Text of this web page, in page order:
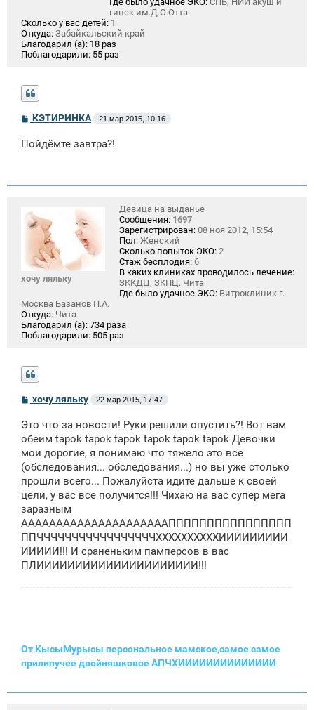
гинек им.Д.О.Отта
Сколько у вас детей: 1
Откуда: Забайкальский край
Благодарил (а): 18 раз
Поблагодарили: 55 раз
С
б
и
КЭТИРИНКА 21 мар 2015, 10:16
Пойдёмте завтра?!
хочу ляльку
Девица на выданье
Сообщения: 1697
Зарегистрирован: 08 ноя 2012, 15:54
Пол: Женский
Сколько попыток ЭКО: 2
Стаж бесплодия: 6
В каких клиниках проводилось лечение:
ЗККДЦ, ЗКПЦ. Чита
Где было удачное ЭКО: Витроклиник г.
Москва Базанов П.А.
Откуда: Чита
Благодарил (а): 734 раза
Поблагодарили: 505 раз
С
б
щ
н
и
хочу ляльку 22 мар 2015, 17:47
Это что за новости! Руки решили опустить?! Вот вам
обеим tapok tapok tapok tapok tapok tapok Девочки
мои дорогие, я понимаю что тяжело это все
(обследования... обследования...) но вы уже столько
прошли всего... Пожалуйста идите дальше к своей
цели, у вас все получится!!! Чихаю на вас супер мега
заразным
АААААААААААААААААААААПППППППППППППППП
ППЧЧЧЧЧЧЧЧЧЧЧЧЧЧЧЧЧХХХХХХХХХХИИИИИИИИИ
ИИИИИ!!! И сраненьким памперсов в вас
ПЛИИИИИИИИИИИИИИИИИИИИИ!!!
От КысыМурысы персональное мамское,самое самое
прилипучее двойняшковое АПЧХИИИИИИИИИИИИИИ